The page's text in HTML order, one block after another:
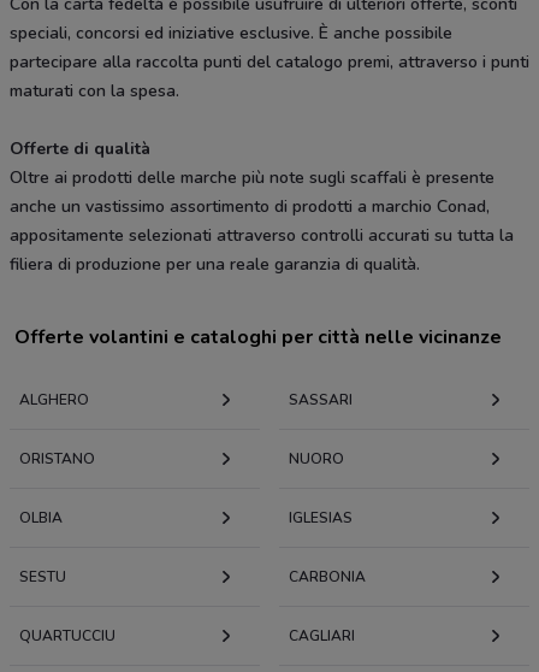
speciali, concorsi ed iniziative esclusive. È anche possibile
partecipare alla raccolta punti del catalogo premi, attraverso i punti
maturati con la spesa.
Offerte di qualità
Oltre ai prodotti delle marche più note sugli scaffali è presente
anche un vastissimo assortimento di prodotti a marchio Conad,
appositamente selezionati attraverso controlli accurati su tutta la
filiera di produzione per una reale garanzia di qualità.
Offerte volantini e cataloghi per città nelle vicinanze
ALGHERO SASSARI
ORISTANO NUORO
OLBIA IGLESIAS
SESTU CARBONIA
QUARTUCCIU CAGLIARI